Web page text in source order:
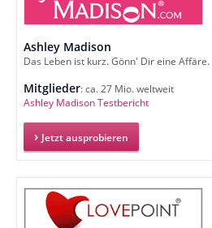
Ashley Madison
Das Leben ist kurz. Gönn' Dir eine Affäre.
Mitglieder: ca. 27 Mio. weltweit
Ashley Madison Testbericht
Jetzt ausprobieren